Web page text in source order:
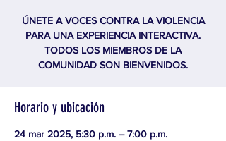
ÚNETE A VOCES CONTRA LA VIOLENCIA
PARA UNA EXPERIENCIA INTERACTIVA.
TODOS LOS MIEMBROS DE LA
COMUNIDAD SON BIENVENIDOS.
Horario y ubicación
24 mar 2025, 5:30 p.m. – 7:00 p.m.